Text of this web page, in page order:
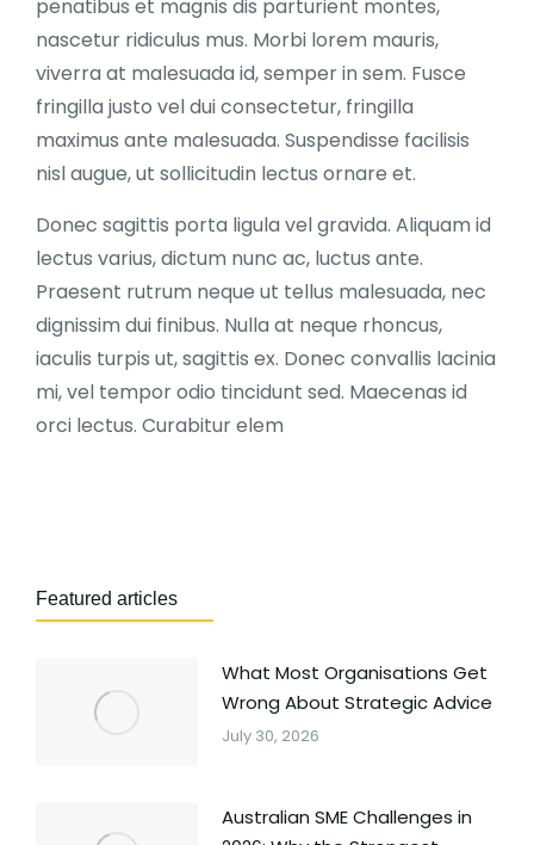
penatibus et magnis dis parturient montes,
nascetur ridiculus mus. Morbi lorem mauris,
viverra at malesuada id, semper in sem. Fusce
fringilla justo vel dui consectetur, fringilla
maximus ante malesuada. Suspendisse facilisis
nisl augue, ut sollicitudin lectus ornare et.
Donec sagittis porta ligula vel gravida. Aliquam id
lectus varius, dictum nunc ac, luctus ante.
Praesent rutrum neque ut tellus malesuada, nec
dignissim dui finibus. Nulla at neque rhoncus,
iaculis turpis ut, sagittis ex. Donec convallis lacinia
mi, vel tempor odio tincidunt sed. Maecenas id
orci lectus. Curabitur elem
Featured articles
What Most Organisations Get
Wrong About Strategic Advice
July 30, 2026
Australian SME Challenges in